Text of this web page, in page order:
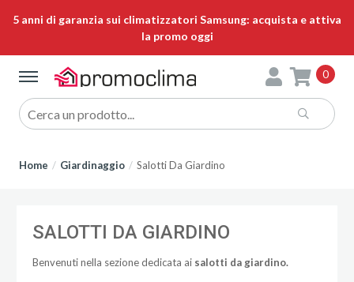
5 anni di garanzia sui climatizzatori Samsung: acquista e attiva
la promo oggi
0
Home Giardinaggio Salotti Da Giardino
SALOTTI DA GIARDINO
Benvenuti nella sezione dedicata ai salotti da giardino.